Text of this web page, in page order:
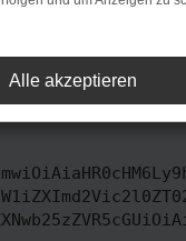
unterstützt
Du kannst uns
Alle akzeptieren